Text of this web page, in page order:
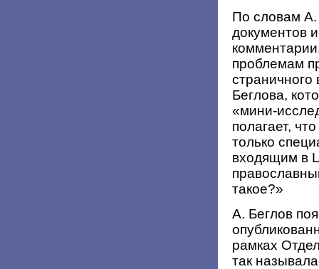
По словам
документов
проблемам
страничного
Беглова,
«мини-
полагает,
только
входящим в
такое?»
А. Беглов
рамках
так